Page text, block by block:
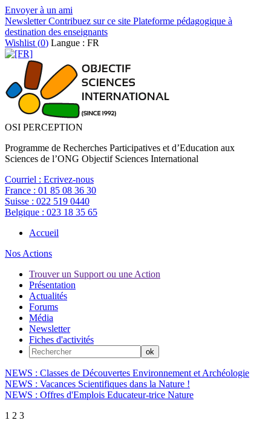
Envoyer à un ami
NewsletterContribuez sur ce site Plateforme pédagogique à
destination des enseignants
Wishlist (0) Langue : FR
OSI PERCEPTION
Programme de Recherches Participatives et d’Education aux
Sciences de l’ONG Objectif Sciences International
Courriel : Ecrivez-nous
France : 01 85 08 36 30
Suisse : 022 519 0440
Belgique : 023 18 35 65
Accueil
Nos Actions
Trouver un Support ou une Action
Présentation
Actualités
Forums
Média
Newsletter
Fiches d'activités
NEWS : Classes de Découvertes Environnement et Archéologie
NEWS : Vacances Scientifiques dans la Nature !
NEWS : Offres d'Emplois Educateur-trice Nature
1 2 3